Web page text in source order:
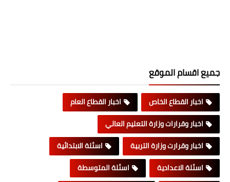
جميع اقسام الموقع
اخبار القطاع الخاص
اخبار القطاع العام
اخبار وقرارات وزارة التعليم العالي
اخبار وقرارت وزارة التربية
اسئلة الابتدائية
اسئلة الاعدادية
اسئلة المتوسطة